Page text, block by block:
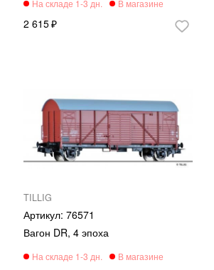
2 615
TILLIG
76571
Вагон DR, 4 эпоха